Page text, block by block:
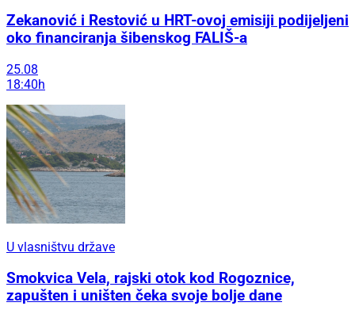
Zekanović i Restović u HRT-ovoj emisiji podijeljeni
oko financiranja šibenskog FALIŠ-a
25.08
18:40h
U vlasništvu države
Smokvica Vela, rajski otok kod Rogoznice,
zapušten i uništen čeka svoje bolje dane